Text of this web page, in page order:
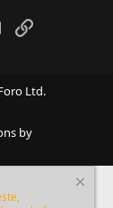
EmailLien
Ltd.
by